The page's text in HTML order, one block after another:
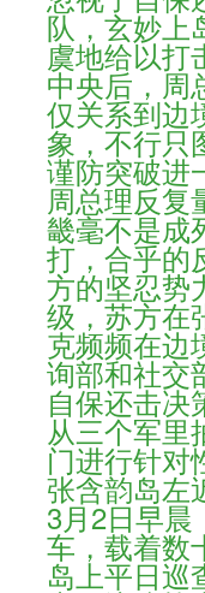
队，玄妙上
虞地给以打
中央后，周
仅关系到边
象，不行只
谨防突破进
周总理反复
畿毫不是成
打，合乎的
方的坚忍势
级，苏方在
克频频在边
询部和社交
自保还击决
从三个军里
门进行针对
张含韵岛左
3月2日早
车，载着数
岛上平日巡